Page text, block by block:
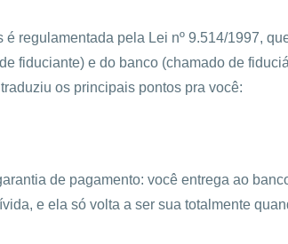
regulamentada pela Lei nº 9.514/1997,
fiduciante) e do banco (chamado de
os principais pontos pra você:
de pagamento: você entrega ao
e ela só volta a ser sua totalmente